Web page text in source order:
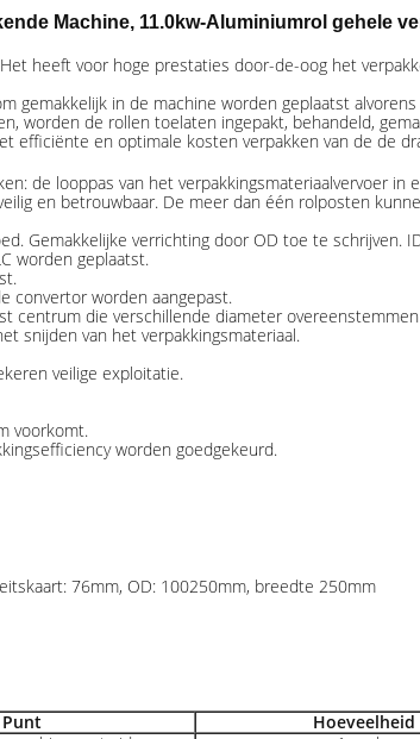
Machine, 11.0kw-Aluminiumrol gehele
heeft voor hoge prestaties door-de-oog het
in de machine worden geplaatst
worden de rollen toelaten ingepakt, behandeld,
efficiënte en optimale kosten verpakken van de de
de looppas van het verpakkingsmateriaalvervoer in
en betrouwbaar. De meer dan één rolposten
Gemakkelijke verrichting door OD toe te schrijven.
worden geplaatst.
convertor worden aangepast.
centrum die verschillende diameter
snijden van het verpakkingsmateriaal.
veilige exploitatie.
voorkomt.
worden goedgekeurd.
76mm, OD: 100250mm, breedte 250mm
Punt
Hoeveelheid